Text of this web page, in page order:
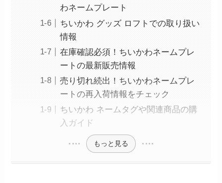
わネームプレート
ちいかわ グッズ ロフトでの取り扱い
情報
在庫確認必須！ちいかわネームプレ
ートの最新販売情報
売り切れ続出！ちいかわネームプレ
ートの再入荷情報をチェック
ちいかわ ネームタグや関連商品の購
入ガイド
もっと見る